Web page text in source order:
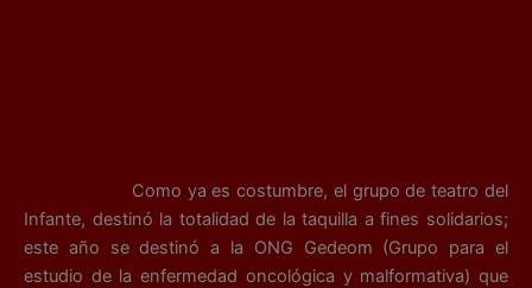
Como ya es costumbre, el grupo de teatro del
Infante, destinó la totalidad de la taquilla a fines solidarios;
este año se destinó a la ONG Gedeom (Grupo para el
estudio de la enfermedad oncológica y malformativa) que